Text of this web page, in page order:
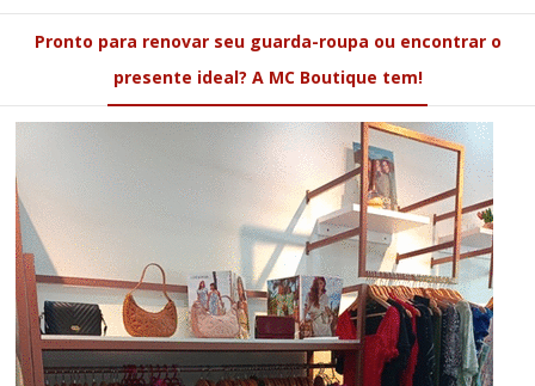
Pronto para renovar seu guarda-roupa ou encontrar o
presente ideal? A MC Boutique tem!